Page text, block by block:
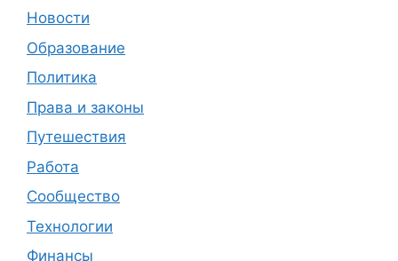
Новости
Образование
Политика
Права и законы
Путешествия
Работа
Сообщество
Технологии
Финансы